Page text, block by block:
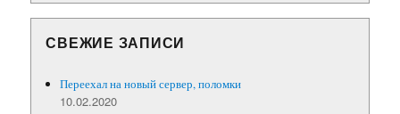
СВЕЖИЕ ЗАПИСИ
Переехал на новый сервер, поломки
10.02.2020